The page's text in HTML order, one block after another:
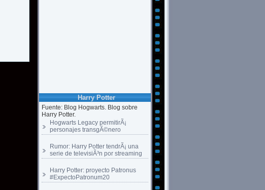
Harry Potter
Fuente: Blog Hogwarts. Blog sobre
Harry Potter.
Hogwarts Legacy permitirÃ¡
personajes transgÃ©nero
Rumor: Harry Potter tendrÃ¡ una
serie de televisiÃ³n por streaming
Harry Potter: proyecto Patronus
#ExpectoPatronum20